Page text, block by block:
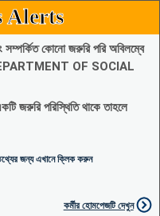
Alerts
সম্পর্কিত কোনো জরুরি পরি অবিলম্বে
(DEPARTMENT OF SOCIAL
জরুরি পরিস্থিতি থাকে তাহলে
জন্য এখানে ক্লিক করুন
কর্মীর হোমপেজটি দেখুন